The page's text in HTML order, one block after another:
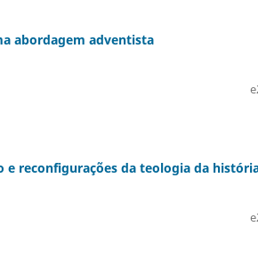
abordagem adventista
reconfigurações da teologia da